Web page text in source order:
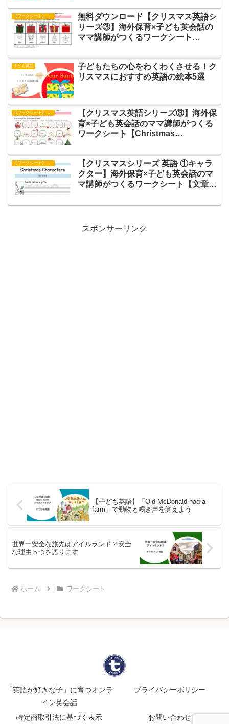
無料ダウンロード【クリスマス英語シ
リーズ③】海外保育×子ども英会話の
ママ講師がつくるワークシート
子ども英語
子どもたちの心をわくわくさせる！ク
リスマスにおすすめ英語の絵本5選
【ワークシート】アクティビティ
【クリスマス英語シリーズ③】海外保
育×子ども英会話のママ講師がつくる
ワークシート【Christmas
【ワークシート】文章練習
【クリスマスシリーズ 英語 ①キャラ
クター】海外保育×子ども英会話のマ
マ講師がつくるワークシート【文章練
スポンサーリンク
【子ども英語】「Old McDonald had a
farm」で動物と鳴き声を覚えよう
世界一安全な旅先はアイルランド？安全
な理由５つを語ります
ホーム ワークシート
「英語が好きな子」に育つオンラ
イン英会話
プライバシーポリシー
特定商取引法に基づく表示 お問い合わせ